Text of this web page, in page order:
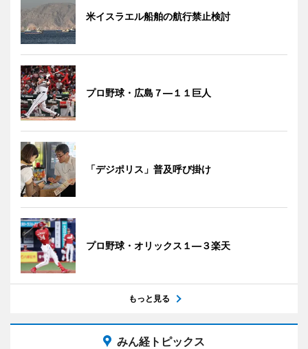
米イスラエル船舶の航行禁止検討
プロ野球・広島７―１１巨人
「デジポリス」普及呼び掛け
プロ野球・オリックス１―３楽天
もっと見る
みん経トピックス